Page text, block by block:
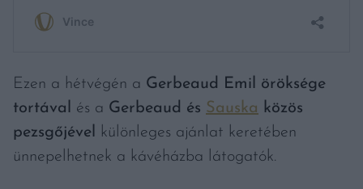
Ezen a hétvégén a Gerbeaud Emil öröksége
tortával és a Gerbeaud és Sauska közös
pezsgőjével különleges ajánlat keretében
ünnepelhetnek a kávéházba látogatók.